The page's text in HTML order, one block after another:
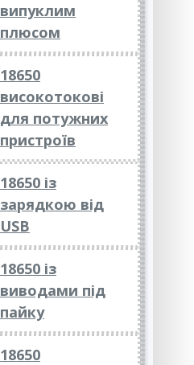
випуклим
плюсом
18650
високотокові
для потужних
пристроїв
18650 із
зарядкою від
USB
18650 із
виводами під
пайку
18650